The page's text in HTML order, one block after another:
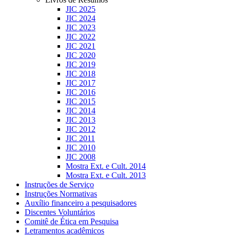
JIC 2025
JIC 2024
JIC 2023
JIC 2022
JIC 2021
JIC 2020
JIC 2019
JIC 2018
JIC 2017
JIC 2016
JIC 2015
JIC 2014
JIC 2013
JIC 2012
JIC 2011
JIC 2010
JIC 2008
Mostra Ext. e Cult. 2014
Mostra Ext. e Cult. 2013
Instruções de Serviço
Instruções Normativas
Auxílio financeiro a pesquisadores
Discentes Voluntários
Comitê de Ética em Pesquisa
Letramentos acadêmicos